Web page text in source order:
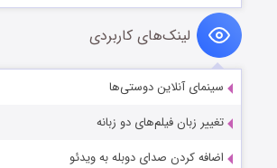
لینک‌های کاربردی
سینمای آنلاین دوستی‌ها
تغییر زبان فیلم‌های دو زبانه
اضافه کردن صدای دوبله به ویدئو